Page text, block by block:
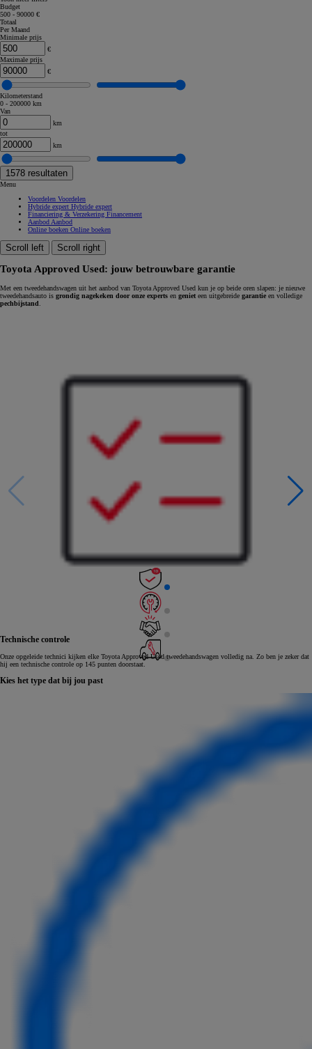
Budget
500 - 90000 €
Totaal
Per Maand
Minimale prijs
€
Maximale prijs
€
Kilometerstand
0 - 200000 km
Van
km
tot
km
1578 resultaten
Menu
Voordelen Voordelen
Hybride expert Hybride expert
Financiering & Verzekering Financement
Aanbod Aanbod
Online boeken Online boeken
Scroll left Scroll right
Toyota Approved Used: jouw betrouwbare garantie
Met een tweedehandswagen uit het aanbod van Toyota Approved Used kun je op beide oren slapen: je nieuwe
tweedehandsauto is grondig nagekeken door onze experts en geniet een uitgebreide garantie en volledige
pechbijstand
Technische controle
Onze opgeleide technici kijken elke Toyota Approved Used tweedehandswagen volledig na. Zo ben je zeker dat
hij een technische controle op 145 punten doorstaat.
Kies het type dat bij jou past